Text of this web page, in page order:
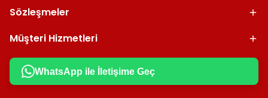
Sözleşmeler
Müşteri Hizmetleri
WhatsApp ile İletişime Geç